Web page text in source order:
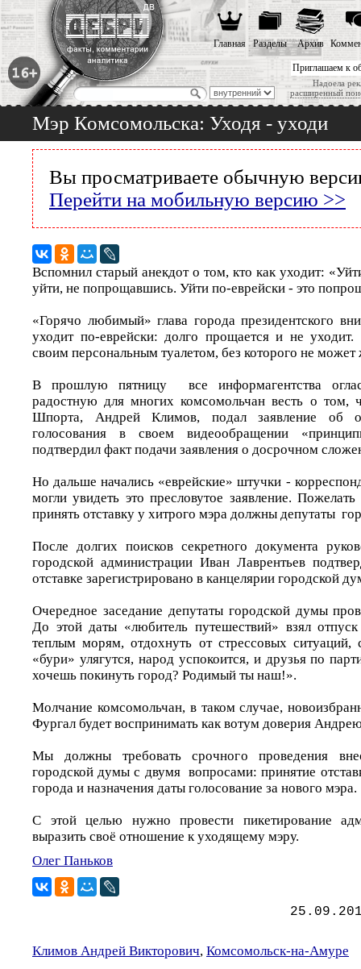
Приглашаем к
Надоела
расширенный
Главная Разделы Архив
Мэр Комсомольска: Уходя - уходи
Вы просматриваете обычную
Перейти на мобильную версию >>
Вспомнил старый анекдот о том, кто как уходит:
уйти, не попрощавшись. Уйти по-еврейски - это
«Горячо любимый» глава города президентского
уходит по-еврейски: долго прощается и не
своим персональным туалетом, без которого не может
В прошлую пятницу все информагентства
радостную для многих комсомольчан весть о том,
Шпорта, Андрей Климов, подал заявление об
голосования в своем видеообращении
подтвердил факт подачи заявления о досрочном
Но дальше начались «еврейские» штучки -
могли увидеть это пресловутое заявление.
принять отставку у хитрого мэра должны депутаты
После долгих поисков секретного документа
городской администрации Иван Лаврентьев
отставке зарегистрировано в канцелярии городской
Очередное заседание депутаты городской думы
До этой даты «любитель путешествий» взял
теплым морям, отдохнуть от стрессовых
«бури» улягутся, народ успокоится, и друзья по
хочешь покинуть город? Родимый ты наш!».
Молчание комсомольчан, в таком случае,
Фургал будет воспринимать как вотум доверия
Мы должны требовать срочного проведения
городской думы с двумя вопросами: принятие
города и назначения даты голосование за нового мэра.
С этой целью нужно провести пикетирование
выразить своё отношение к уходящему мэру.
Олег Паньков
Климов Андрей Викторович, Комсомольск-на-Амуре